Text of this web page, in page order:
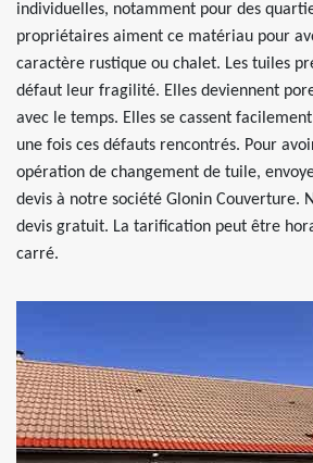
individuelles, notamment pour des
propriétaires aiment ce matériau pour
caractère rustique ou chalet. Les tuiles
défaut leur fragilité. Elles deviennent
avec le temps. Elles se cassent
une fois ces défauts rencontrés. Pour
opération de changement de tuile,
devis à notre société Glonin Couverture.
devis gratuit. La tarification peut être
carré.